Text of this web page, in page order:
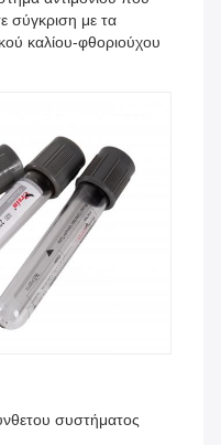
σύγκριση με τα
καλίου-φθοριούχου
συστήματος